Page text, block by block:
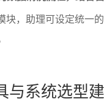
块，助理可设定统一
与系统选型